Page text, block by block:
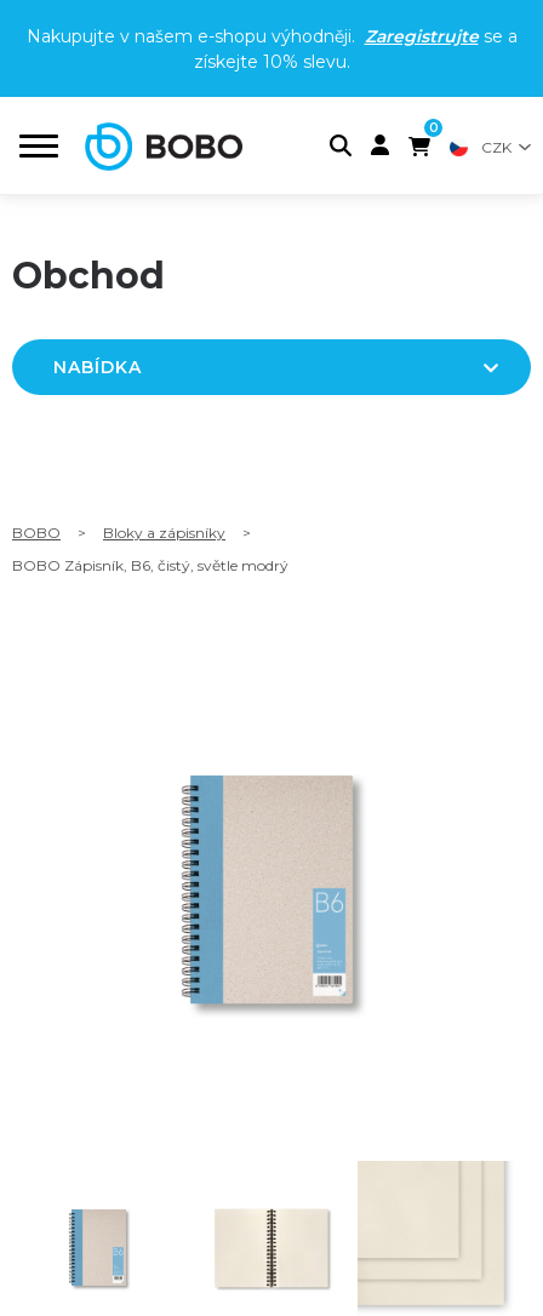
Nakupujte v našem e-shopu výhodněji. Zaregistrujtese a
získejte 10% slevu.
0
CZK
Obchod
NABÍDKA
BOBO > Bloky a zápisníky
>
BOBO Zápisník, B6, čistý, světle modrý